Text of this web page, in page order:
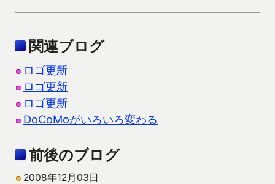
関連ブログ
ロゴ更新
ロゴ更新
ロゴ更新
DoCoMoがいろいろ変わる
前後のブログ
2008年12月03日